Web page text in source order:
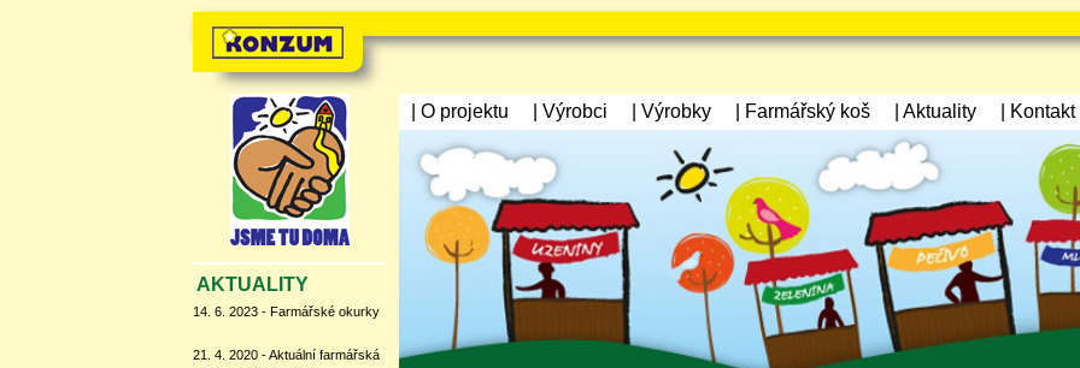
AKTUALITY
14. 6. 2023 - Farmářské okurky
21. 4. 2020 - Aktuální farmářská
| O projektu | Výrobci | Výrobky | Farmářský koš | Aktuality | Kontakt